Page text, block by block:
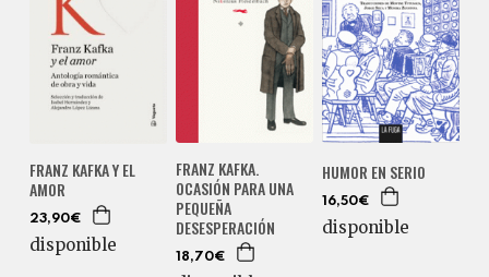
FRANZ KAFKA Y EL
AMOR
23,90€
disponible
FRANZ KAFKA.
OCASIÓN PARA UNA
PEQUEÑA
DESESPERACIÓN
18,70€
HUMOR EN SERIO
16,50€
disponible